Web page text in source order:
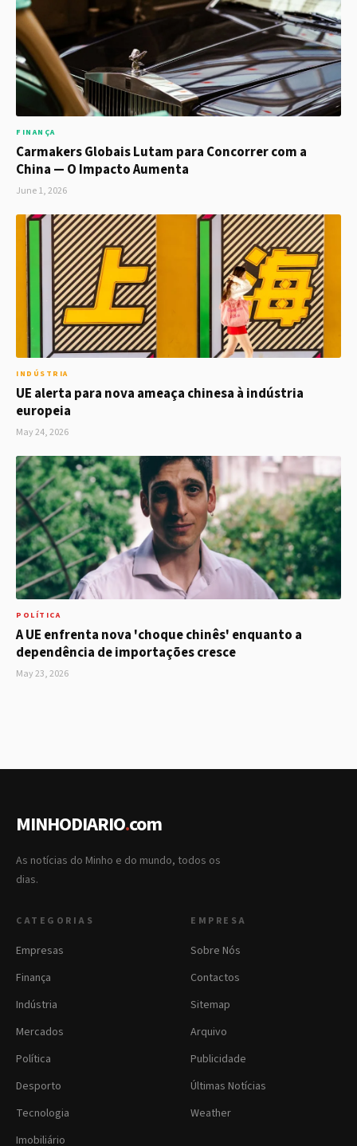
FINANÇA
Carmakers Globais Lutam para Concorrer com a
China — O Impacto Aumenta
June 1, 2026
INDÚSTRIA
UE alerta para nova ameaça chinesa à indústria
europeia
May 24, 2026
POLÍTICA
A UE enfrenta nova 'choque chinês' enquanto a
dependência de importações cresce
May 23, 2026
MINHODIARIO.com
As notícias do Minho e do mundo, todos os
dias.
CATEGORIAS
Empresas
Finança
Indústria
Mercados
Política
Desporto
Tecnologia
Imobiliário
EMPRESA
Sobre Nós
Contactos
Sitemap
Arquivo
Publicidade
Últimas Notícias
Weather